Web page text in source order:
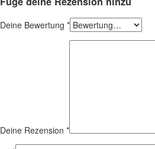
Deine Bewertung *
Deine Rezension *